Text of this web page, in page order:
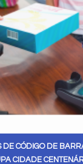
DE CÓDIGO DE
CIDADE